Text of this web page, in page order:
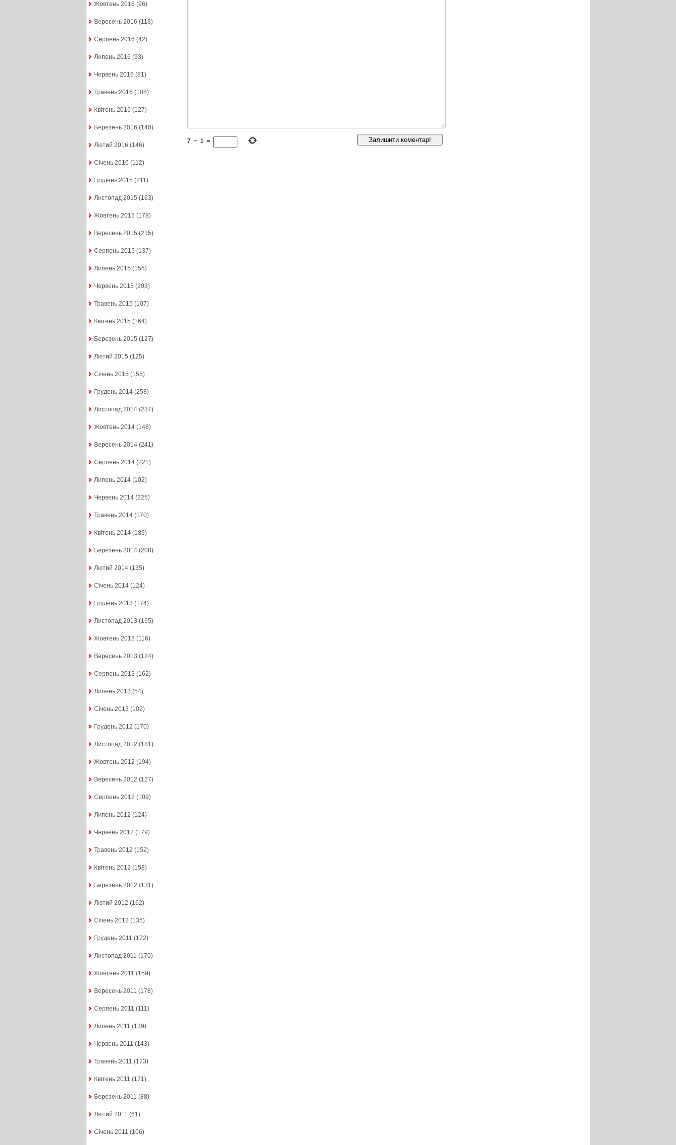
Жовтень 2016 (96)
Вересень 2016 (118)
Серпень 2016 (42)
Липень 2016 (93)
Червень 2016 (81)
Травень 2016 (108)
Квітень 2016 (127)
Березень 2016 (140)
Лютий 2016 (146)
Січень 2016 (112)
Грудень 2015 (211)
Листопад 2015 (163)
Жовтень 2015 (178)
Вересень 2015 (215)
Серпень 2015 (137)
Липень 2015 (155)
Червень 2015 (203)
Травень 2015 (107)
Квітень 2015 (164)
Березень 2015 (127)
Лютий 2015 (125)
Січень 2015 (155)
Грудень 2014(258)
Листопад 2014(237)
Жовтень 2014(148)
Вересень 2014(241)
Серпень 2014(221)
Липень 2014(102)
Червень 2014(225)
Травень 2014(170)
Квітень 2014(189)
Березень 2014(208)
Лютий 2014(135)
Січень 2014(124)
Грудень 2013 (174)
Листопад 2013 (165)
Жовтень 2013 (116)
Вересень 2013 (124)
Серпень 2013 (162)
Липень 2013 (54)
Січень 2013 (102)
Грудень 2012 (170)
Листопад 2012 (181)
Жовтень 2012 (194)
Вересень 2012 (127)
Серпень 2012 (109)
Липень 2012 (124)
Червень 2012 (179)
Травень 2012 (152)
Квітень 2012 (158)
Березень 2012 (131)
Лютий 2012 (162)
Січень 2012 (135)
Грудень 2011 (172)
Листопад 2011 (170)
Жовтень 2011 (159)
Вересень 2011 (178)
Серпень 2011 (111)
Липень 2011 (139)
Червень 2011 (143)
Травень 2011 (173)
Квітень 2011 (171)
Березень 2011 (88)
Лютий 2011 (61)
Січень 2011 (106)
7 − 1 =